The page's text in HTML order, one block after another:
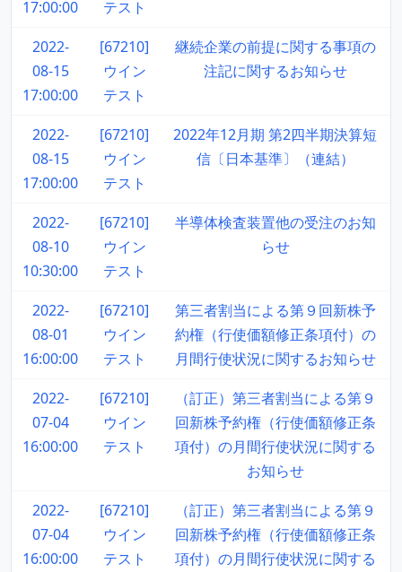
17:00:00
テスト
2022-
08-15
17:00:00
[67210]
ウイン
テスト
継続企業の前提に関する事項の
注記に関するお知らせ
2022-
08-15
17:00:00
[67210]
ウイン
テスト
2022年12月期 第2四半期決算短
信〔日本基準〕（連結）
2022-
08-10
10:30:00
[67210]
ウイン
テスト
半導体検査装置他の受注のお知
らせ
2022-
08-01
16:00:00
[67210]
ウイン
テスト
第三者割当による第９回新株予
約権（行使価額修正条項付）の
月間行使状況に関するお知らせ
2022-
07-04
16:00:00
[67210]
ウイン
テスト
（訂正）第三者割当による第９
回新株予約権（行使価額修正条
項付）の月間行使状況に関する
お知らせ
2022-
07-04
16:00:00
[67210]
ウイン
テスト
（訂正）第三者割当による第９
回新株予約権（行使価額修正条
項付）の月間行使状況に関する